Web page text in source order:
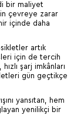
bir maliyet
çevreye zarar
içinde daha
artık
için de tercih
şarj imkânları
gün geçtikçe
yansıtan, hem
yenilikçi bir